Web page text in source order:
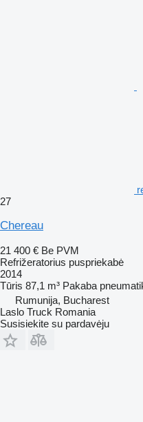
27
Chereau
21 400 € Be PVM
Refrižeratorius puspriekabė
2014
Tūris 87,1 m³ Pakaba
Rumunija, Bucharest
Laslo Truck Romania
Susisiekite su pardavėju